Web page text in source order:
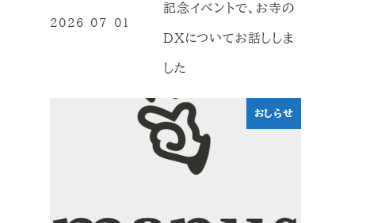
記念イベントで、お寺の
DXについてお話ししま
した
2026-07-01
おしらせ